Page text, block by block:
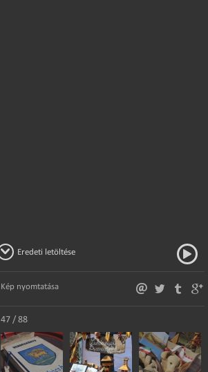
Eredeti letöltése
Kép nyomtatása
47 / 88